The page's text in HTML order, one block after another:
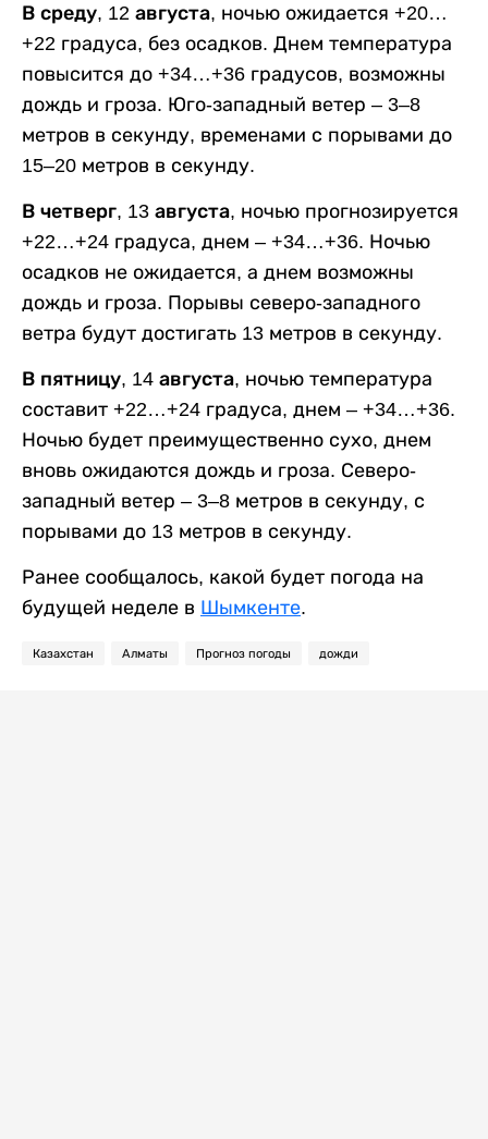
В среду, 12 августа, ночью ожидается +20…
+22 градуса, без осадков. Днем температура
повысится до +34…+36 градусов, возможны
дождь и гроза. Юго-западный ветер – 3–8
метров в секунду, временами с порывами до
15–20 метров в секунду.
В четверг, 13 августа, ночью прогнозируется
+22…+24 градуса, днем – +34…+36. Ночью
осадков не ожидается, а днем возможны
дождь и гроза. Порывы северо-западного
ветра будут достигать 13 метров в секунду.
В пятницу, 14 августа, ночью температура
составит +22…+24 градуса, днем – +34…+36.
Ночью будет преимущественно сухо, днем
вновь ожидаются дождь и гроза. Северо-
западный ветер – 3–8 метров в секунду, с
порывами до 13 метров в секунду.
Ранее сообщалось, какой будет погода на
будущей неделе в Шымкенте.
Казахстан Алматы Прогноз погоды дожди